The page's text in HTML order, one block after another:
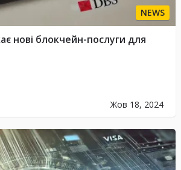
NEWS
Жов 18, 2024
нові блокчейн-послуги для